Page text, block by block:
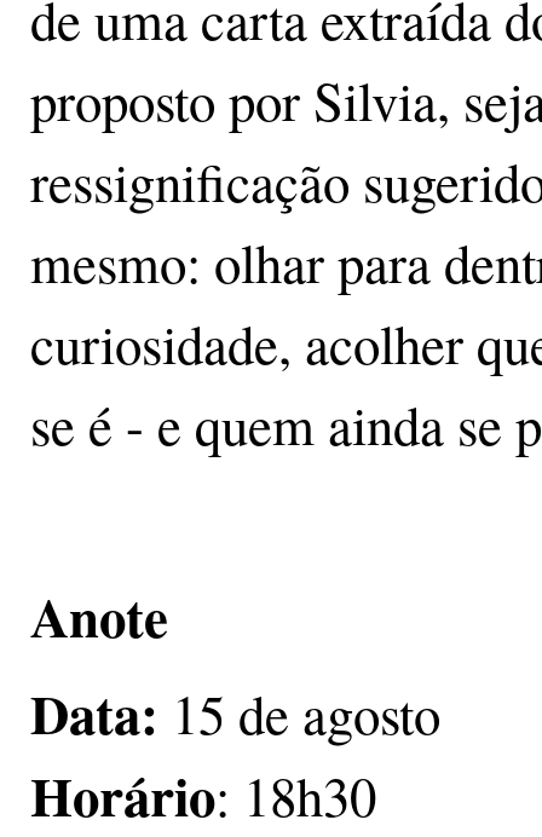
de uma carta extraída
proposto por Silvia,
ressignificação
mesmo: olhar para
curiosidade, acolher
se é - e quem ainda se
Anote
Data: 15 de agosto
Horário: 18h30